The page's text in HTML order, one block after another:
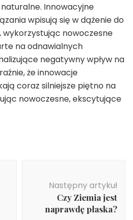
Innowacyjne
wpisują się w dążenie do
wykorzystując nowoczesne
na odnawialnych
negatywny wpływ na
że innowacje
coraz silniejsze piętno na
nowoczesne, ekscytujące
Następny artykuł
Czy Ziemia jest
naprawdę płaska?